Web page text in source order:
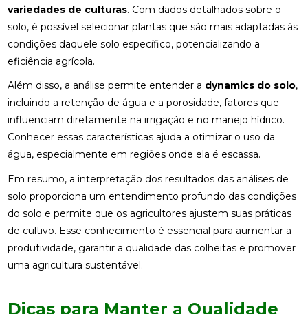
variedades de culturas. Com dados detalhados sobre o
solo, é possível selecionar plantas que são mais adaptadas às
condições daquele solo específico, potencializando a
eficiência agrícola.
Além disso, a análise permite entender a dynamics do solo,
incluindo a retenção de água e a porosidade, fatores que
influenciam diretamente na irrigação e no manejo hídrico.
Conhecer essas características ajuda a otimizar o uso da
água, especialmente em regiões onde ela é escassa.
Em resumo, a interpretação dos resultados das análises de
solo proporciona um entendimento profundo das condições
do solo e permite que os agricultores ajustem suas práticas
de cultivo. Esse conhecimento é essencial para aumentar a
produtividade, garantir a qualidade das colheitas e promover
uma agricultura sustentável.
Dicas para Manter a Qualidade